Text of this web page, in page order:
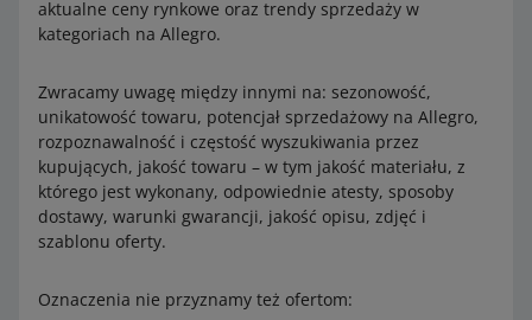
aktualne ceny rynkowe oraz trendy sprzedaży w
kategoriach na Allegro.
Zwracamy uwagę między innymi na: sezonowość,
unikatowość towaru, potencjał sprzedażowy na Allegro,
rozpoznawalność i częstość wyszukiwania przez
kupujących, jakość towaru – w tym jakość materiału, z
którego jest wykonany, odpowiednie atesty, sposoby
dostawy, warunki gwarancji, jakość opisu, zdjęć i
szablonu oferty.
Oznaczenia nie przyznamy też ofertom: